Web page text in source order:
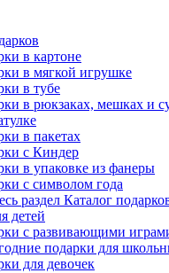
в картоне
в мягкой игрушке
в тубе
в рюкзаках, мешках и
в пакетах
с Киндер
в упаковке из фанеры
с символом года
раздел Каталог
детей
с развивающими
подарки для
для девочек